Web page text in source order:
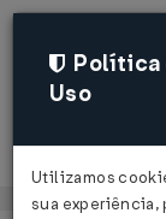
Política
Uso
Utilizamos
sua experiência,